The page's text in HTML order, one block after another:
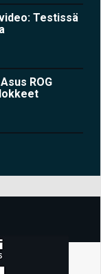
Testissä
ROG